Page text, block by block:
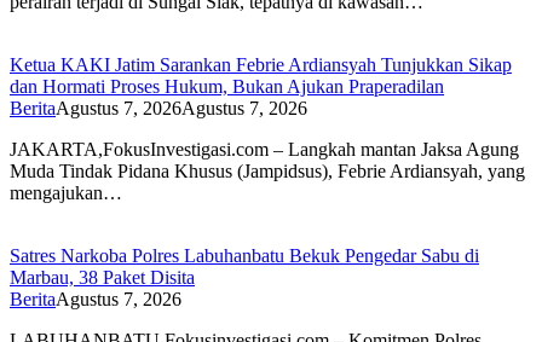
Ketua KAKI Jatim Sarankan Febrie Ardiansyah Tunjukkan Sikap
dan Hormati Proses Hukum, Bukan Ajukan Praperadilan
BeritaAgustus 7, 2026Agustus 7, 2026
JAKARTA,FokusInvestigasi.com – Langkah mantan Jaksa Agung
Muda Tindak Pidana Khusus (Jampidsus), Febrie Ardiansyah, yang
mengajukan…
Satres Narkoba Polres Labuhanbatu Bekuk Pengedar Sabu di
Marbau, 38 Paket Disita
BeritaAgustus 7, 2026